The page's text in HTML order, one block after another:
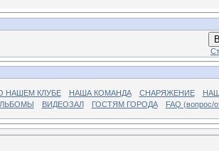
НАШЕМ КЛУБЕ НАША КОМАНДА СНАРЯЖЕНИЕ
ВИДЕОЗАЛ ГОСТЯМ ГОРОДА FAQ (вопрос/